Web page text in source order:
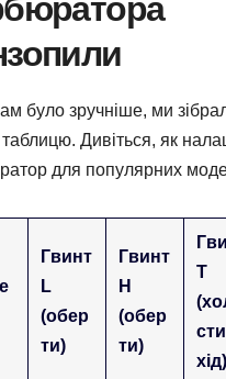
було зручніше, ми
таблицю. Дивіться, як
для популярних
Гвинт
L
(обер
ти)
Гвинт
H
(обер
ти)
T
хід)